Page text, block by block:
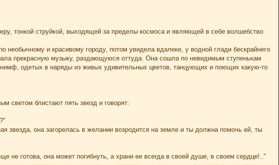
тонкой струйкой, выходящей за пределы космоса и являющей в себе волшебство
и красивому городу, потом увидела вдалеке, у водной глади бескрайнего
прекрасную музыку, раздающуюся оттуда. Она сошла по невидимым ступенькам
одетых в наряды из живых удивительных цветов, танцующих и поющих какую-то
светом блистают пять звезд и говорят:
звезда, она загорелась в желании возродится на земле и ты должна помочь ей, ты
не готова, она может погибнуть, а храни ее всегда в своей душе, в своем сердце!.."